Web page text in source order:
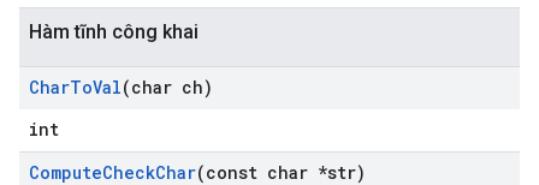
Hàm tĩnh công khai
CharToVal(char ch)
int
ComputeCheckChar(const char *str)